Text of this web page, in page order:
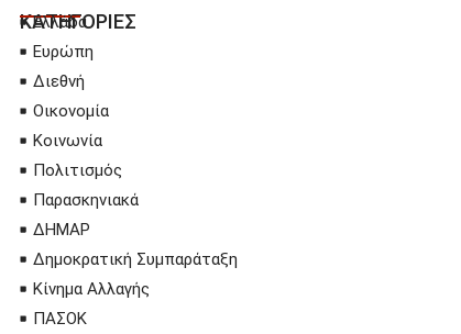
ΚΑΤΗΓΟΡΙΕΣ
Ελλάδα
Ευρώπη
Διεθνή
Οικονομία
Κοινωνία
Πολιτισμός
Παρασκηνιακά
ΔΗΜΑΡ
Δημοκρατική Συμπαράταξη
Κίνημα Αλλαγής
ΠΑΣΟΚ